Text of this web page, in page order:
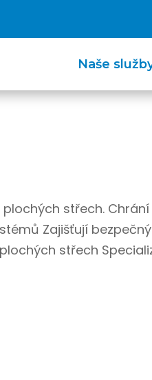
Naše
střech.
Zajišťují
střech